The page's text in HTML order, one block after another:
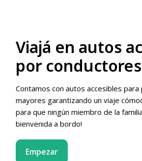
Viajá en autos
por
Contamos con autos accesibles
mayores garantizando un viaje
para que ningún miembro de la
bienvenida a bordo!
Empezar